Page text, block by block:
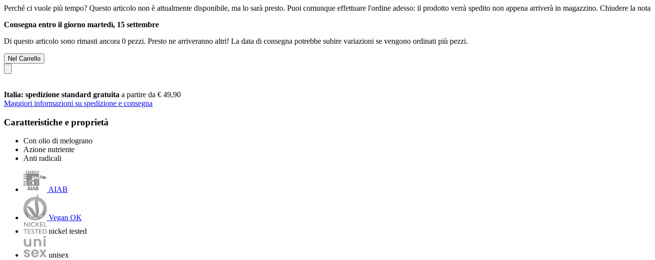
Perché ci vuole più tempo? Questo articolo non è attualmente disponibile, ma lo sarà presto. Puoi comunque effettuare l'ordine adesso: il prodotto verrà spedito non appena arriverà in magazzino. Chiudere la nota
Consegna entro il giorno martedì, 15 settembre
Di questo articolo sono rimasti ancora 0 pezzi. Presto ne arriveranno altri! La data di consegna potrebbe subire variazioni se vengono ordinati più pezzi.
Nel Carrello
Italia: spedizione standard gratuita a partire da € 49,90
Maggiori informazioni su spedizione e consegna
Caratteristiche e proprietà
Con olio di melograno
Azione nutriente
Anti radicali
AIAB
Vegan OK
nickel tested
unisex